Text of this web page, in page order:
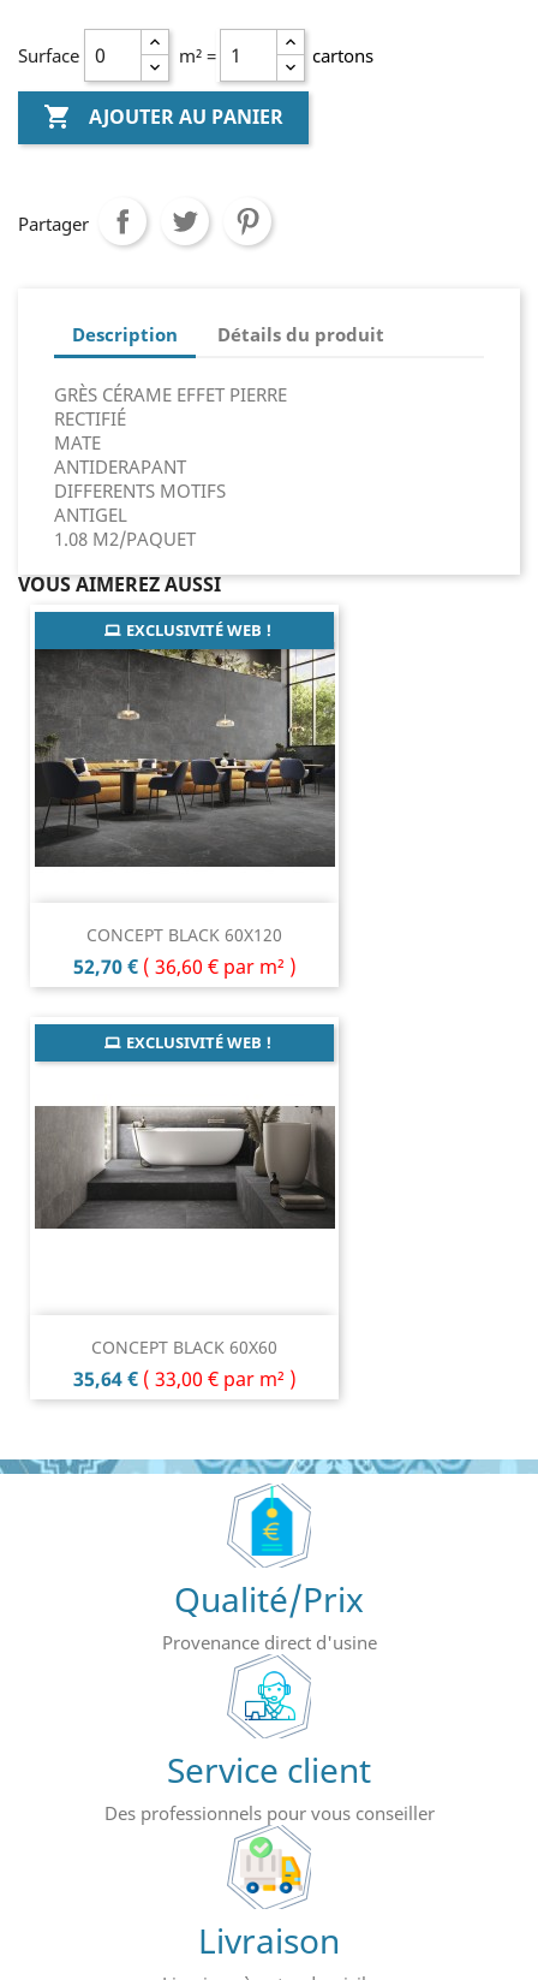
Surface m² = cartons
 AJOUTER AU PANIER
Partager
Description Détails du produit
GRÈS CÉRAME EFFET PIERRE
RECTIFIÉ
MATE
ANTIDERAPANT
DIFFERENTS MOTIFS
ANTIGEL
1.08 M2/PAQUET
VOUS AIMEREZ AUSSI
CONCEPT BLACK 60X120
Prix
52,70 € ( 36,60 € par m² )
EXCLUSIVITÉ WEB !
CONCEPT BLACK 60X60
Prix
35,64 € ( 33,00 € par m² )
EXCLUSIVITÉ WEB !
Qualité/Prix
Provenance direct d'usine
Service client
Des professionnels pour vous conseiller
Livraison